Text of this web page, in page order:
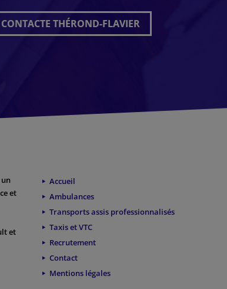
CONTACTE THÉROND-FLAVIER
et
et
Accueil
Ambulances
Transports assis professionnalisés
Taxis et VTC
Recrutement
Contact
Mentions légales